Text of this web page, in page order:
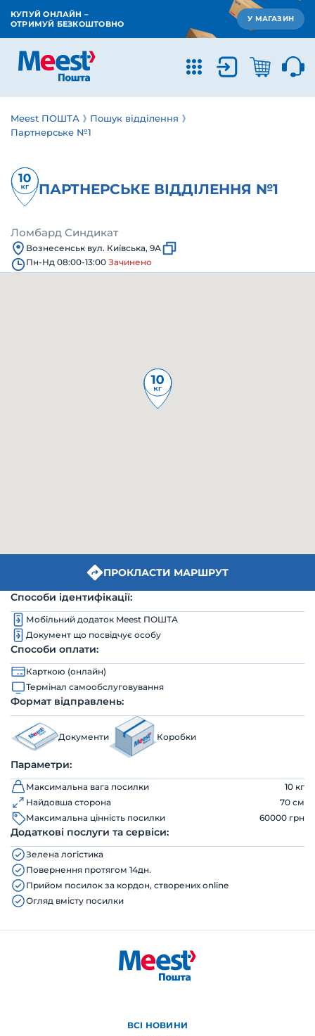
КУПУЙ ОНЛАЙН –
ОТРИМУЙ БЕЗКОШТОВНО
У МАГАЗИН
Meest ПОШТА
Пошук відділення
Партнерське №1
ПАРТНЕРСЬКЕ ВІДДІЛЕННЯ №1
Ломбард Синдикат
Вознесенськ вул. Київська, 9А
Пн-Нд 08:00-13:00 Зачинено
ПРОКЛАСТИ МАРШРУТ
Способи ідентифікації:
Мобільний додаток Meest ПОШТА
Документ що посвідчує особу
Способи оплати:
Карткою (онлайн)
Термінал самообслуговування
Формат відправлень:
Документи Коробки
Параметри:
Максимальна вага посилки
10 кг
Найдовша сторона
70 см
Максимальна цінність посилки
60000 грн
Додаткові послуги та сервіси:
Зелена логістика
Повернення протягом 14дн.
Прийом посилок за кордон, створених online
Огляд вмісту посилки
ВСІ НОВИНИ